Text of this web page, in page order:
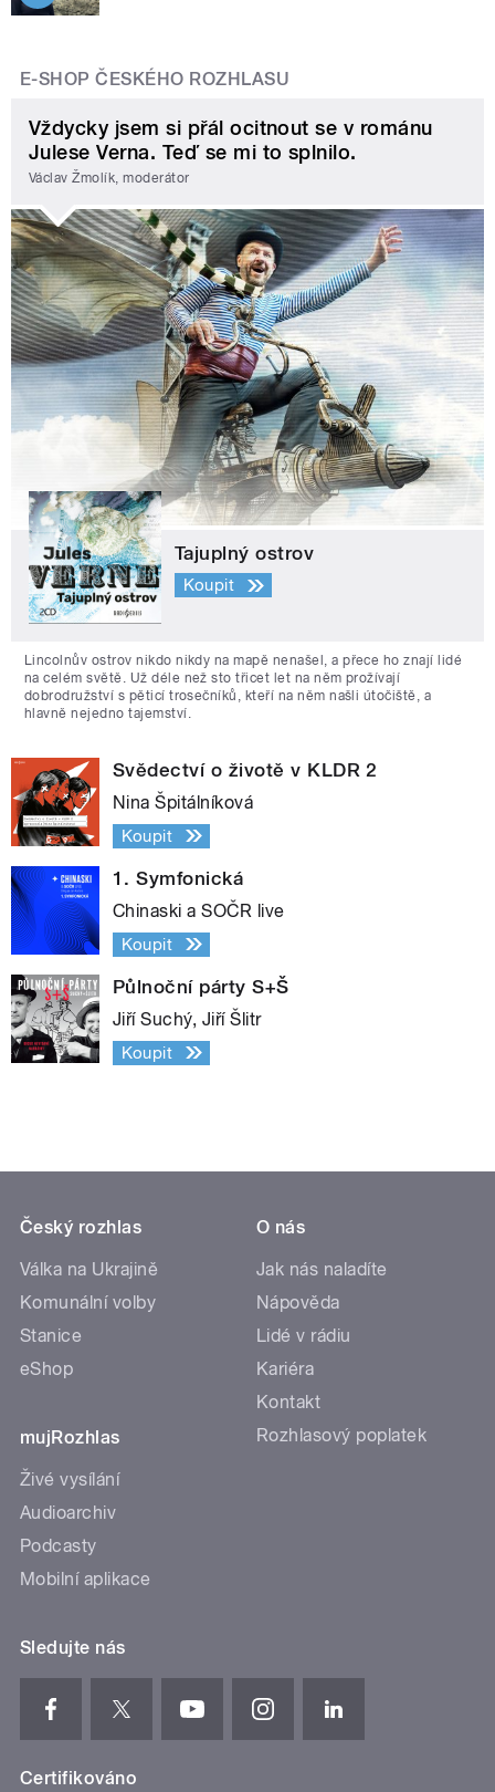
E-SHOP ČESKÉHO ROZHLASU
Vždycky jsem si přál ocitnout se v románu
Julese Verna. Teď se mi to splnilo.
Václav Žmolík, moderátor
Tajuplný ostrov
Koupit
Lincolnův ostrov nikdo nikdy na mapě nenašel, a přece ho znají lidé
na celém světě. Už déle než sto třicet let na něm prožívají
dobrodružství s pěticí trosečníků, kteří na něm našli útočiště, a
hlavně nejedno tajemství.
Svědectví o životě v KLDR 2
Nina Špitálníková
Koupit
1. Symfonická
Chinaski a SOČR live
Koupit
Půlnoční párty S+Š
Jiří Suchý, Jiří Šlitr
Koupit
Český rozhlas
Válka na Ukrajině
Komunální volby
Stanice
eShop
mujRozhlas
Živé vysílání
Audioarchiv
Podcasty
Mobilní aplikace
O nás
Jak nás naladíte
Nápověda
Lidé v rádiu
Kariéra
Kontakt
Rozhlasový poplatek
Sledujte nás
Certifikováno